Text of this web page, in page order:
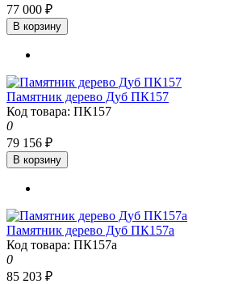
77 000 ₽
В корзину
Памятник дерево Дуб ПК157
Код товара: ПК157
0
79 156 ₽
В корзину
Памятник дерево Дуб ПК157а
Код товара: ПК157а
0
85 203 ₽